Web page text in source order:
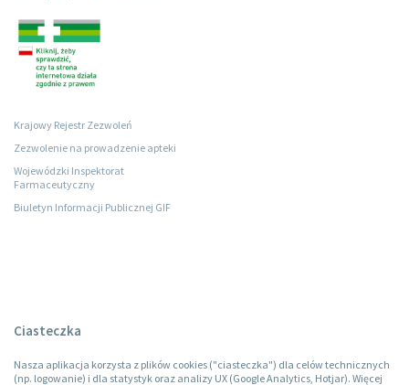
Krajowy Rejestr Zezwoleń
Zezwolenie na prowadzenie apteki
Wojewódzki Inspektorat
Farmaceutyczny
Biuletyn Informacji Publicznej GIF
Ciasteczka
Nasza aplikacja korzysta z plików cookies ("ciasteczka") dla celów technicznych
(np. logowanie) i dla statystyk oraz analizy UX (Google Analytics, Hotjar). Więcej